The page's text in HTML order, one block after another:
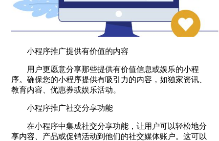
小程序推广提供有价值的内容
用户更愿意分享那些提供有价值信息或娱乐的小程
序。确保您的小程序提供有吸引力的内容，如独家资讯、
教育内容、优惠券或娱乐活动。
小程序推广社交分享功能
在小程序中集成社交分享功能，让用户可以轻松地分
享内容、产品或促销活动到他们的社交媒体账户。这可以